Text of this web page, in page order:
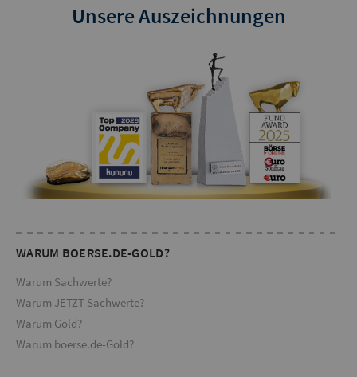
Unsere Auszeichnungen
WARUM BOERSE.DE-GOLD?
Warum Sachwerte?
Warum JETZT Sachwerte?
Warum Gold?
Warum boerse.de-Gold?